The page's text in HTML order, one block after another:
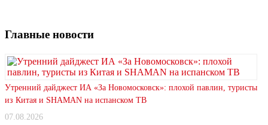
Главные новости
Утренний дайджест ИА «За Новомосковск»: плохой павлин, туристы
из Китая и SHAMAN на испанском ТВ
07.08.2026